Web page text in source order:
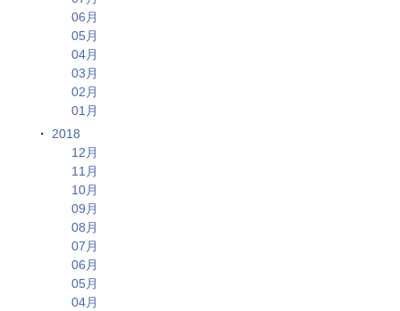
06月
05月
04月
03月
02月
01月
2018
12月
11月
10月
09月
08月
07月
06月
05月
04月